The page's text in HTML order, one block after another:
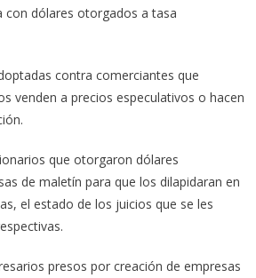
con dólares otorgados a tasa
contra comerciantes que
venden a precios especulativos o hacen
que otorgaron dólares
de maletín para que los dilapidaran en
el estado de los juicios que se les
presos por creación de empresas